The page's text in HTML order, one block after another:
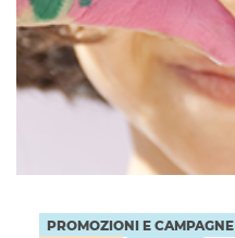
PROMOZIONI E CAMPAGNE